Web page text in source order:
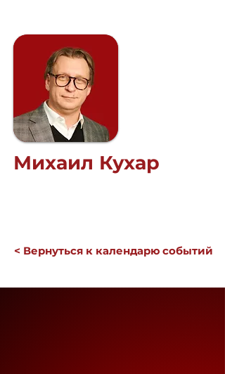
Михаил Кухар
< Вернуться к календарю событий